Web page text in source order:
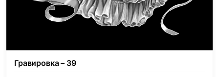
Гравировка – 39